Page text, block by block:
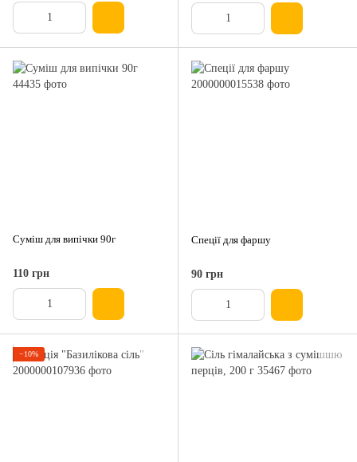
Суміш для випічки 90г
110 грн
Спеції для фаршу
90 грн
−10%